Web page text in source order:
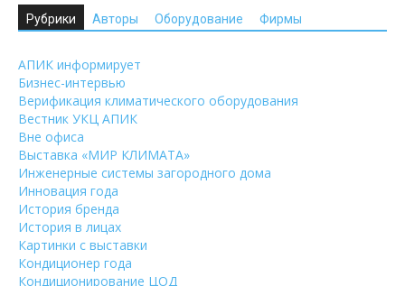
Рубрики Авторы Оборудование Фирмы
АПИК информирует
Бизнес-интервью
Верификация климатического оборудования
Вестник УКЦ АПИК
Вне офиса
Выставка «МИР КЛИМАТА»
Инженерные системы загородного дома
Инновация года
История бренда
История в лицах
Картинки с выставки
Кондиционер года
Кондиционирование ЦОД